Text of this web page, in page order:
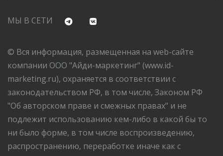
МЫ В СЕТИ
© Вся информация, размещенная на web-сайте
компании ООО "Айди-маркетинг" (www.id-
marketing.ru), охраняется в соответствии с
законодательством РФ, в том числе, Законом РФ
"Об авторском праве и смежных правах" и не
подлежит использованию кем-либо в какой бы то
ни было форме, в том числе воспроизведению,
распространению, переработке иначе как с